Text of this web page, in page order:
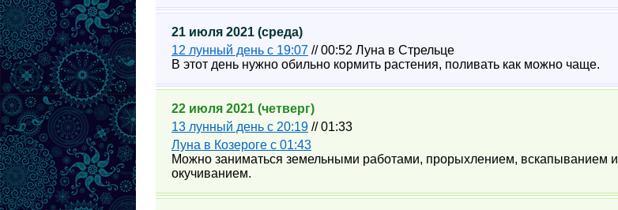
21 июля 2021 (среда)
12 лунный день с 19:07 // 00:52 Луна в Стрельце
В этот день нужно обильно кормить растения, поливать как можно чаще.
22 июля 2021 (четверг)
13 лунный день с 20:19 // 01:33
Луна в Козероге с 01:43
Можно заниматься земельными работами, прорыхлением, вскапыванием и
окучиванием.